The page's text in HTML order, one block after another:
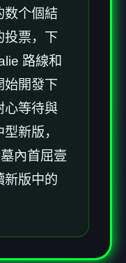
数个個結
投票，下
路線和
始開發下
心等待與
新版，
內首屈壹
新版中的